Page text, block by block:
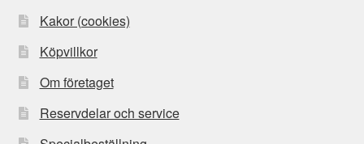
Kakor (cookies)
Köpvillkor
Om företaget
Reservdelar och service